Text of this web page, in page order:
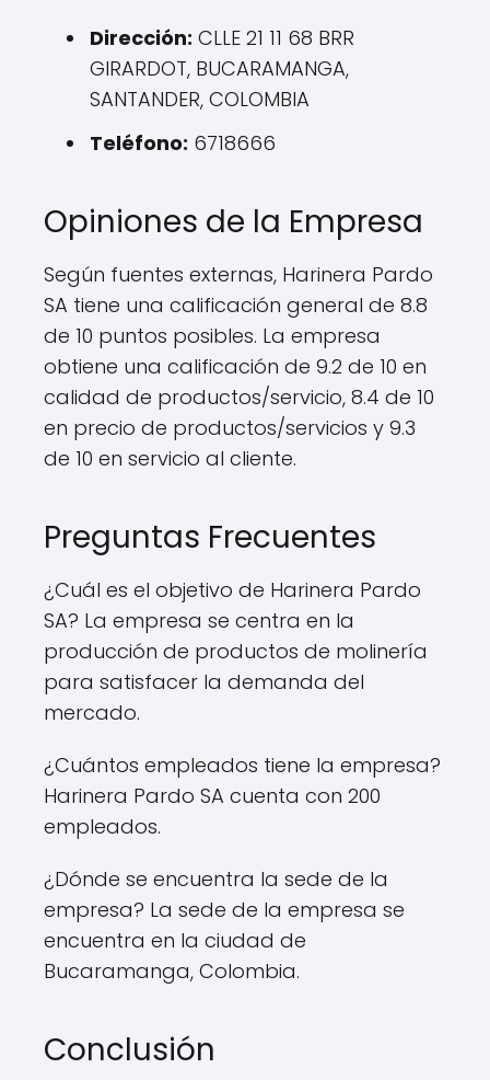
Dirección: CLLE 21 11 68 BRR
GIRARDOT, BUCARAMANGA,
SANTANDER, COLOMBIA
Teléfono: 6718666
Opiniones de la Empresa
Según fuentes externas, Harinera Pardo
SA tiene una calificación general de 8.8
de 10 puntos posibles. La empresa
obtiene una calificación de 9.2 de 10 en
calidad de productos/servicio, 8.4 de 10
en precio de productos/servicios y 9.3
de 10 en servicio al cliente.
Preguntas Frecuentes
¿Cuál es el objetivo de Harinera Pardo
SA? La empresa se centra en la
producción de productos de molinería
para satisfacer la demanda del
mercado.
¿Cuántos empleados tiene la empresa?
Harinera Pardo SA cuenta con 200
empleados.
¿Dónde se encuentra la sede de la
empresa? La sede de la empresa se
encuentra en la ciudad de
Bucaramanga, Colombia.
Conclusión